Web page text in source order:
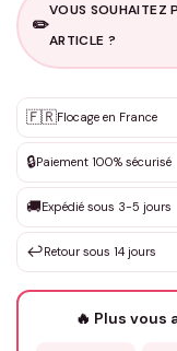
✏️
VOUS SOUHAITEZ
ARTICLE ?
✨
DEVIS GRATUIT
Que souhaitez-vous
Votre texte / idée*
🇫🇷Flocage en France
🔒Paiement 100% sécurisé
🚚Expédié sous 3-5 jours
↩️Retour sous 14 jours
🔥 Plus